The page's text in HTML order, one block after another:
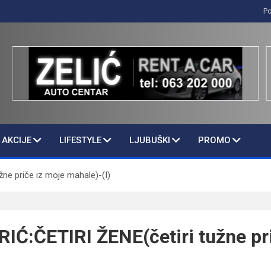
LIFESTYLE LJUBUŠKI PROMO
priče iz moje mahale)-(I)
ŽENE(četiri tužne